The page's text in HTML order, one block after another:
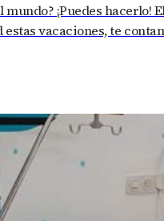
¡Puedes
vacaciones, te